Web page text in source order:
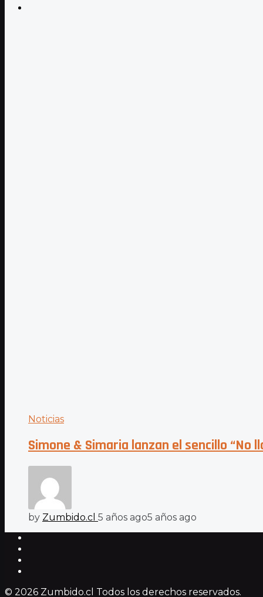
Noticias
Simone & Simaria lanzan el sencillo “No
by Zumbido.cl 5 años ago5 años ago
© 2026 Zumbido.cl Todos los derechos reservados.